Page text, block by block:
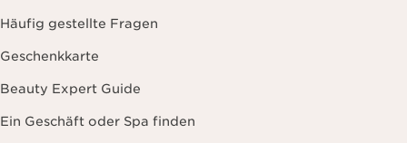
Häufig gestellte Fragen
Geschenkkarte
Beauty Expert Guide
Ein Geschäft oder Spa finden